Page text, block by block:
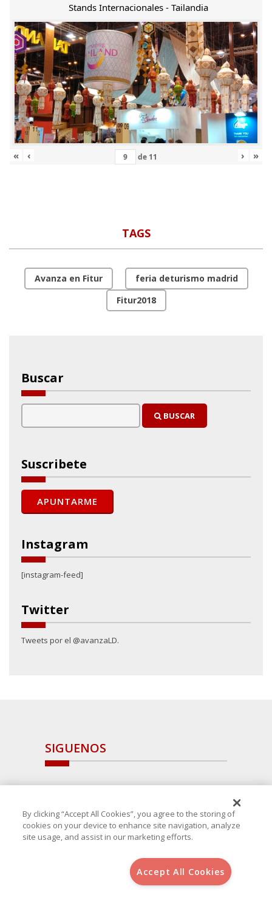
Stands Internacionales - Tailandia
« ‹ de 11 › »
TAGS
Avanza en Fitur
feria deturismo madrid
Fitur2018
Buscar
BUSCAR
Suscribete
Instagram
[instagram-feed]
Twitter
Tweets por el @avanzaLD.
SIGUENOS
, S.L.U.(B-64405731) c/ San Norberto
By clicking “Accept All Cookies”, you agree to the storing of
cookies on your device to enhance site navigation, analyze
site usage, and assist in our marketing efforts.
Accept All Cookies